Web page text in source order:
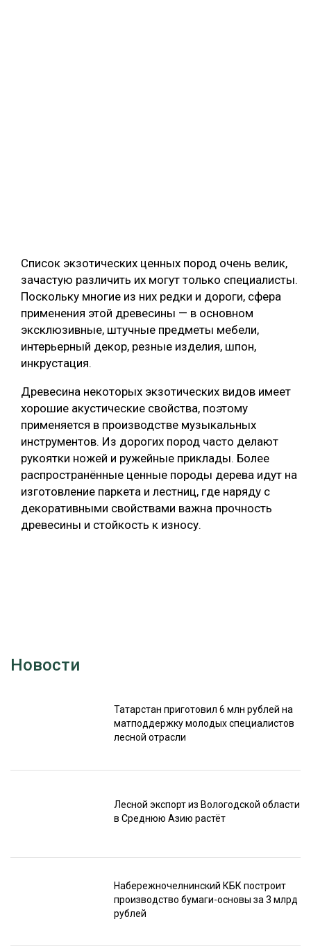
Список экзотических ценных пород очень велик,
зачастую различить их могут только специалисты.
Поскольку многие из них редки и дороги, сфера
применения этой древесины — в основном
эксклюзивные, штучные предметы мебели,
интерьерный декор, резные изделия, шпон,
инкрустация.
Древесина некоторых экзотических видов имеет
хорошие акустические свойства, поэтому
применяется в производстве музыкальных
инструментов. Из дорогих пород часто делают
рукоятки ножей и ружейные приклады. Более
распространённые ценные породы дерева идут на
изготовление паркета и лестниц, где наряду с
декоративными свойствами важна прочность
древесины и стойкость к износу.
Новости
Татарстан приготовил 6 млн рублей на
матподдержку молодых специалистов
лесной отрасли
Лесной экспорт из Вологодской области
в Среднюю Азию растёт
Набережночелнинский КБК построит
производство бумаги-основы за 3 млрд
рублей